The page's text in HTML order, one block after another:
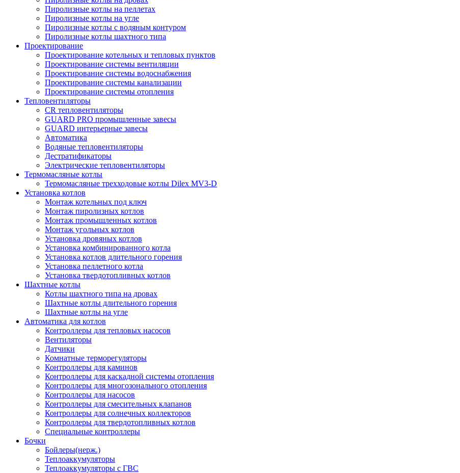
Пиролизные котлы на пеллетах
Пиролизные котлы на угле
Пиролизные котлы с водяным контуром
Пиролизные котлы шахтного типа
Проектирование
Проектирование котельных и тепловых пунктов
Проектирование системы вентиляции
Проектирование системы водоснабжения
Проектирование системы канализации
Проектирование системы отопления
Тепловентиляторы
CR тепловентиляторы
GUARD PRO промышленные завесы
GUARD интерьерные завесы
Автоматика
Водяные тепловентиляторы
Дестратификаторы
Электрические тепловентиляторы
Термомасляные котлы
Термомасляные трехходовые котлы Dilex MV3-D
Установка котлов
Монтаж котельных под ключ
Монтаж пиролизных котлов
Монтаж промышленных котлов
Монтаж угольных котлов
Установка дровяных котлов
Установка комбинированного котла
Установка котлов длительного горения
Установка пеллетного котла
Установка твердотопливных котлов
Шахтные котлы
Котлы шахтного типа на дровах
Шахтные котлы длительного горения
Шахтные котлы на угле
Автоматика для котлов
Контроллеры для тепловых насосов
Вентиляторы
Датчики
Комнатные терморегуляторы
Контроллеры для каминов
Контроллеры для каскадной системы отопления
Контроллеры для многозонального отопления
Контроллеры для насосов
Контроллеры для смесительных клапанов
Контроллеры для солнечных коллекторов
Контроллеры для твердотопливных котлов
Специальные контроллеры
Бочки
Бойлеры(нерж.)
Теплоаккумуляторы
Теплоаккумуляторы с ГВС